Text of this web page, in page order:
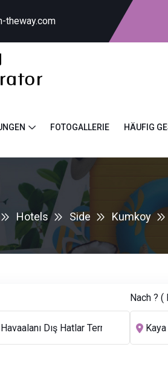
theway.com
FOTOGALLERIE HÄUFIG
Hotels Side Kumkoy
Nach ?